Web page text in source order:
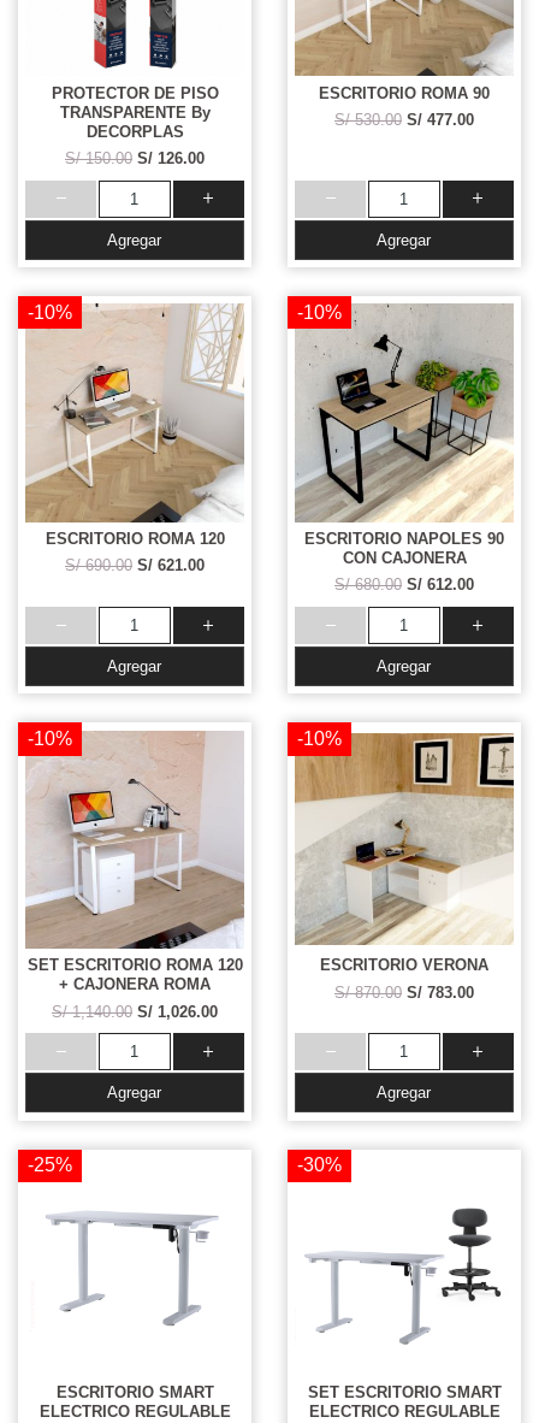
PROTECTOR DE PISO
TRANSPARENTE By
DECORPLAS
S/ 150.00 S/ 126.00
Agregar
ESCRITORIO ROMA 90
S/ 530.00 S/ 477.00
Agregar
-10%
ESCRITORIO ROMA 120
S/ 690.00 S/ 621.00
Agregar
-10%
ESCRITORIO NAPOLES 90
CON CAJONERA
S/ 680.00 S/ 612.00
Agregar
-10%
SET ESCRITORIO ROMA 120
+ CAJONERA ROMA
S/ 1,140.00 S/ 1,026.00
Agregar
-10%
ESCRITORIO VERONA
S/ 870.00 S/ 783.00
Agregar
-25%
ESCRITORIO SMART
ELECTRICO REGULABLE
-30%
SET ESCRITORIO SMART
ELECTRICO REGULABLE